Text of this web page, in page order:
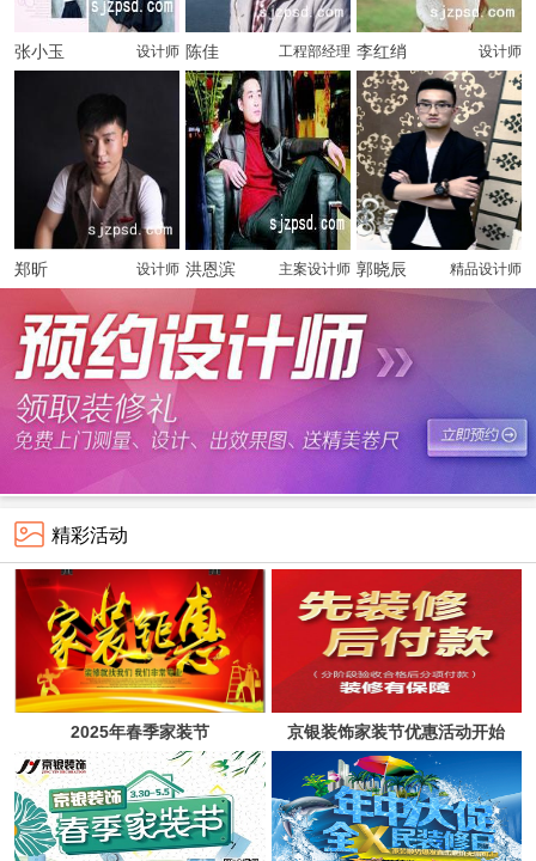
张小玉 设计师 陈佳 工程部经理 李红绡 设计师
郑昕 设计师 洪恩滨 主案设计师 郭晓辰 精品设计师
精彩活动
2025年春季家装节
京银装饰家装节优惠活动开始
啦！